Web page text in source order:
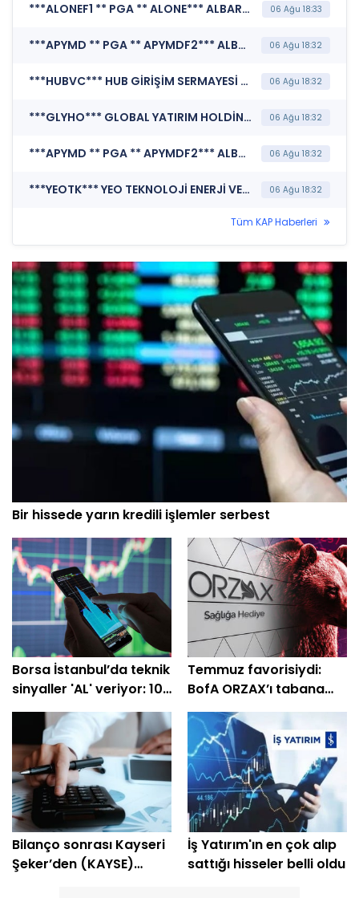
***ALONEF1 ** PGA ** ALONE*** ALBARAKA PORTFÖY YÖNETİMİ A.Ş. (Sorumluluk Beyanı) 06 Ağu 18:33
***APYMD ** PGA ** APYMDF2*** ALBARAKA PORTFÖY YÖNETİMİ A.Ş. (BYF, Fon Finansal Rapor) 06 Ağu 18:32
***HUBVC*** HUB GİRİŞİM SERMAYESİ YATIRIM ORTAKLIĞI A.Ş. (Özel Durum Açıklaması (Genel)) 06 Ağu 18:32
***GLYHO*** GLOBAL YATIRIM HOLDİNG A.Ş. (Payların Geri Alınmasına İlişkin Bildirim) 06 Ağu 18:32
***APYMD ** PGA ** APYMDF2*** ALBARAKA PORTFÖY YÖNETİMİ A.Ş. (Sorumluluk Beyanı) 06 Ağu 18:32
***YEOTK*** YEO TEKNOLOJİ ENERJİ VE ENDÜSTRİ A.Ş. (Sermaye Artırımı - Azaltımı İşlemlerine İlişkin Bildirim) 06 Ağu 18:32
Tüm KAP Haberleri
Bir hissede yarın kredili işlemler serbest
Borsa İstanbul’da teknik
sinyaller 'AL' veriyor: 10
hisselik dev liste
Temmuz favorisiydi:
BofA ORZAX’ı tabana
çekti
Bilanço sonrası Kayseri
Şeker’den (KAYSE)
İş Yatırım'ın en çok alıp
sattığı hisseler belli oldu